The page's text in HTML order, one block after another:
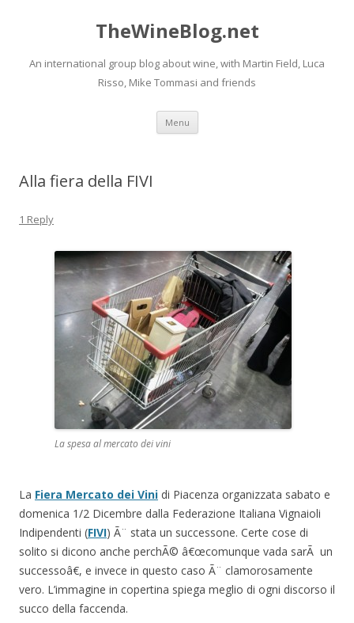
TheWineBlog.net
An international group blog about wine, with Martin Field, Luca
Risso, Mike Tommasi and friends
Menu Skip
content
Alla fiera della FIVI
1 Reply
La spesa al mercato dei vini
La Fiera Mercato dei Vini di Piacenza organizzata sabato e
domenica 1/2 Dicembre dalla Federazione Italiana Vignaioli
Indipendenti (FIVI) Ã¨ stata un successone. Certe cose di
solito si dicono anche perchÃ© â€œcomunque vada sarÃ un
successoâ€, e invece in questo caso Ã¨ clamorosamente
vero. L’immagine in copertina spiega meglio di ogni discorso il
succo della faccenda.